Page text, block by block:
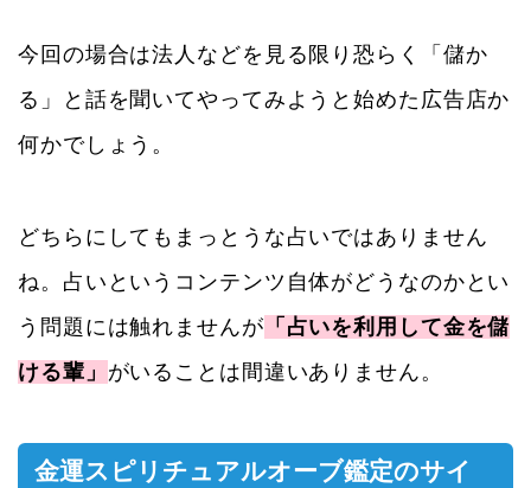
今回の場合は法人などを見る限り恐らく「儲か
る」と話を聞いてやってみようと始めた広告店か
何かでしょう。
どちらにしてもまっとうな占いではありません
ね。占いというコンテンツ自体がどうなのかとい
う問題には触れませんが 「占いを利用して金を儲
ける輩」 がいることは間違いありません。
金運スピリチュアルオーブ鑑定のサイ